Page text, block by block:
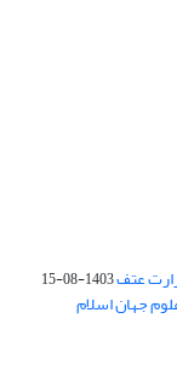
عتف1403-08-15
جهان اسلام